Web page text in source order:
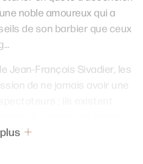
noble amoureux qui a
de son barbier que ceux
Jean-François Sivadier, les
de ne jamais avoir une
à merveille avec la